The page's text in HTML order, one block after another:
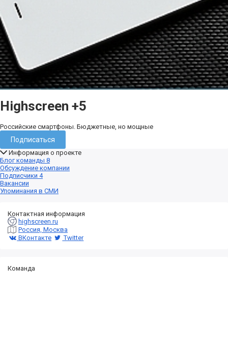
Highscreen +5
Российские смартфоны. Бюджетные, но мощные
Подписаться
Информация о проекте
Блог команды 8
Обсуждение компании
Подписчики 4
Вакансии
Упоминания в СМИ
Контактная информация
highscreen.ru
Россия, Москва
ВКонтакте
Twitter
Команда